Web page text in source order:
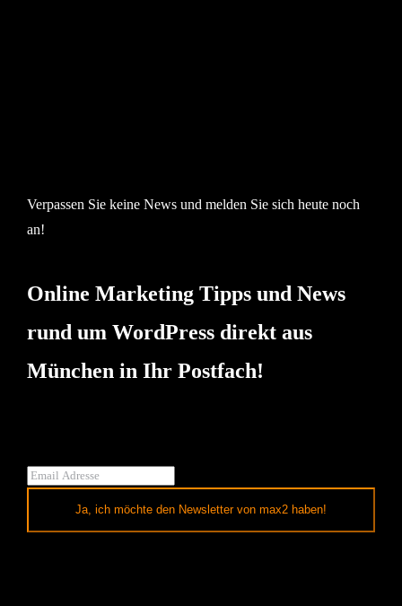
Verpassen Sie keine News und melden Sie sich heute noch
an!
Online Marketing Tipps und News
rund um WordPress direkt aus
München in Ihr Postfach!
Ja, ich möchte den Newsletter von max2 haben!